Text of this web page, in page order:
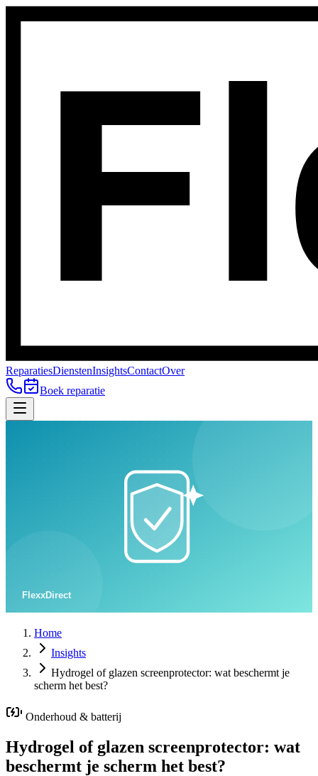
ReparatiesDienstenInsightsContactOver
Boek reparatie
Home
Insights
Hydrogel of glazen screenprotector: wat beschermt je
scherm het best?
Onderhoud & batterij
Hydrogel of glazen screenprotector: wat
beschermt je scherm het best?